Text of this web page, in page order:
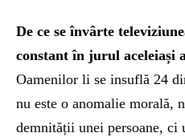
De ce se învârte
constant în jurul aceleiași
Oamenilor li se insuflă 24
nu este o anomalie morală,
demnității unei persoane,